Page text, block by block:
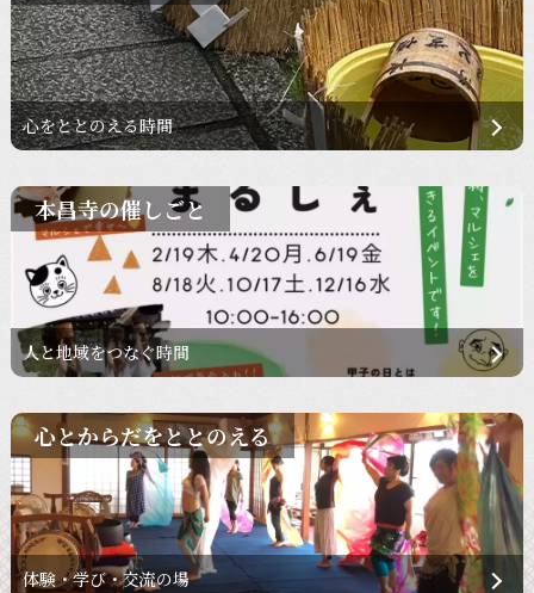
心をととのえる時間
本昌寺の催しごと
人と地域をつなぐ時間
心とからだをととのえる
体験・学び・交流の場